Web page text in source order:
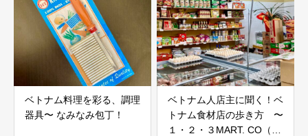
ベトナム料理を彩る、調理
器具〜 なみなみ包丁！
ベトナム人店主に聞く！ベ
トナム食材店の歩き方 〜
１・２・３MART. CO（横